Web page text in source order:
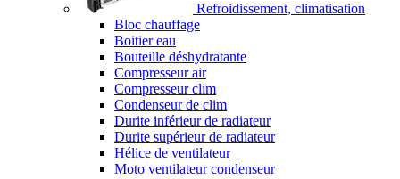
Refroidissement, climatisation
Bloc chauffage
Boitier eau
Bouteille déshydratante
Compresseur air
Compresseur clim
Condenseur de clim
Durite inférieur de radiateur
Durite supérieur de radiateur
Hélice de ventilateur
Moto ventilateur condenseur